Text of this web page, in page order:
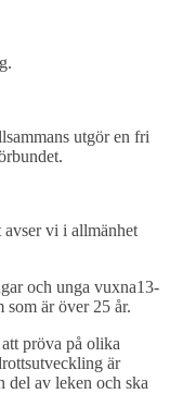
utgör en fri
vi i allmänhet
och unga vuxna13-
är över 25 år.
pröva på olika
är
del av leken och ska